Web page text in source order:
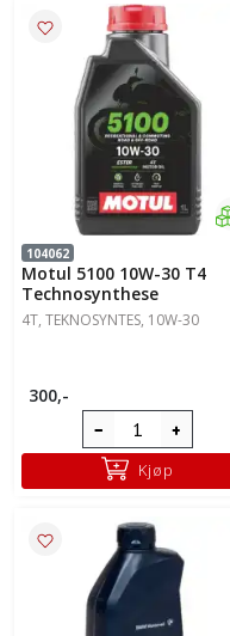
104062
Motul 5100 10W-30 T4
Technosynthese
4T, TEKNOSYNTES, 10W-30
300,-
Kjøp